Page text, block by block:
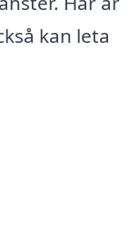
kan leta